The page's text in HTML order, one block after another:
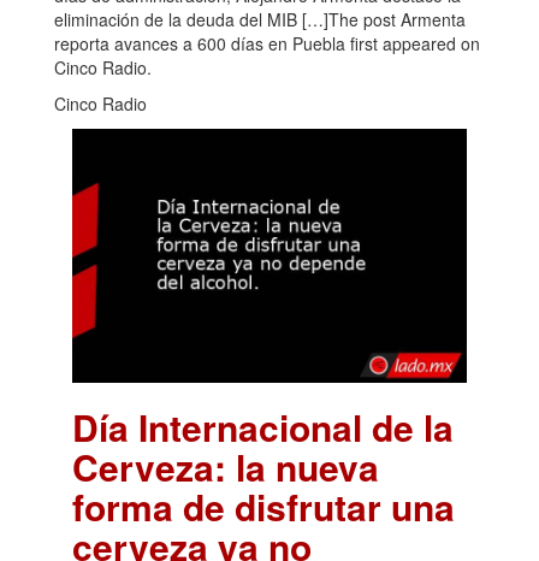
eliminación de la deuda del MIB […]The post Armenta
reporta avances a 600 días en Puebla first appeared on
Cinco Radio.
Cinco Radio
Día Internacional de la
Cerveza: la nueva
forma de disfrutar una
cerveza ya no